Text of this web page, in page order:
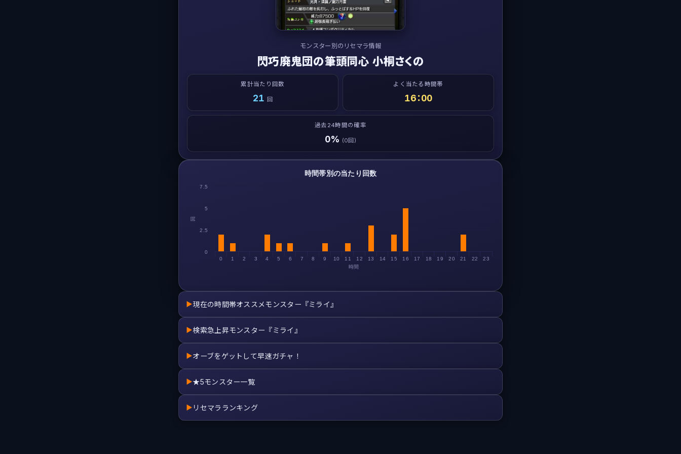
モンスター別のリセマラ情報
閃巧廃鬼団の筆頭同心 小桐さくの
累計当たり回数
21 回
よく当たる時間帯
16：00
過去24時間の確率
0% (0回)
時間
回
時間帯別の当たり回数
0 1 2 3 4 5 6 7 8 9 10 11 12 13 14 15 16 17 18 19 20 21 22 23
0
2.5
5
7.5
▶現在の時間帯オススメモンスター『ミライ』
▶検索急上昇モンスター『ミライ』
▶オーブをゲットして早速ガチャ！
▶★5モンスター一覧
▶ リセマラランキング